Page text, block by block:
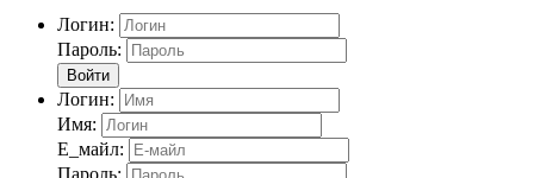
Логин:
Пароль:
Войти
Логин:
Имя:
Е_майл: